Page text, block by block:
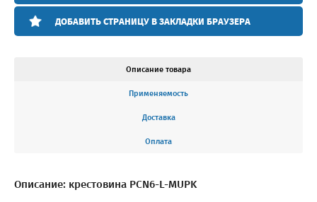
ДОБАВИТЬ СТРАНИЦУ В ЗАКЛАДКИ БРАУЗЕРА
Описание товара
Применяемость
Доставка
Оплата
Описание: крестовина PCN6-L-MUPK